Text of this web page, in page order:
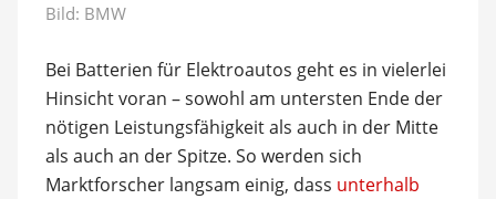
Bild: BMW
Bei Batterien für Elektroautos geht es in vielerlei
Hinsicht voran – sowohl am untersten Ende der
nötigen Leistungsfähigkeit als auch in der Mitte
als auch an der Spitze. So werden sich
Marktforscher langsam einig, dass unterhalb